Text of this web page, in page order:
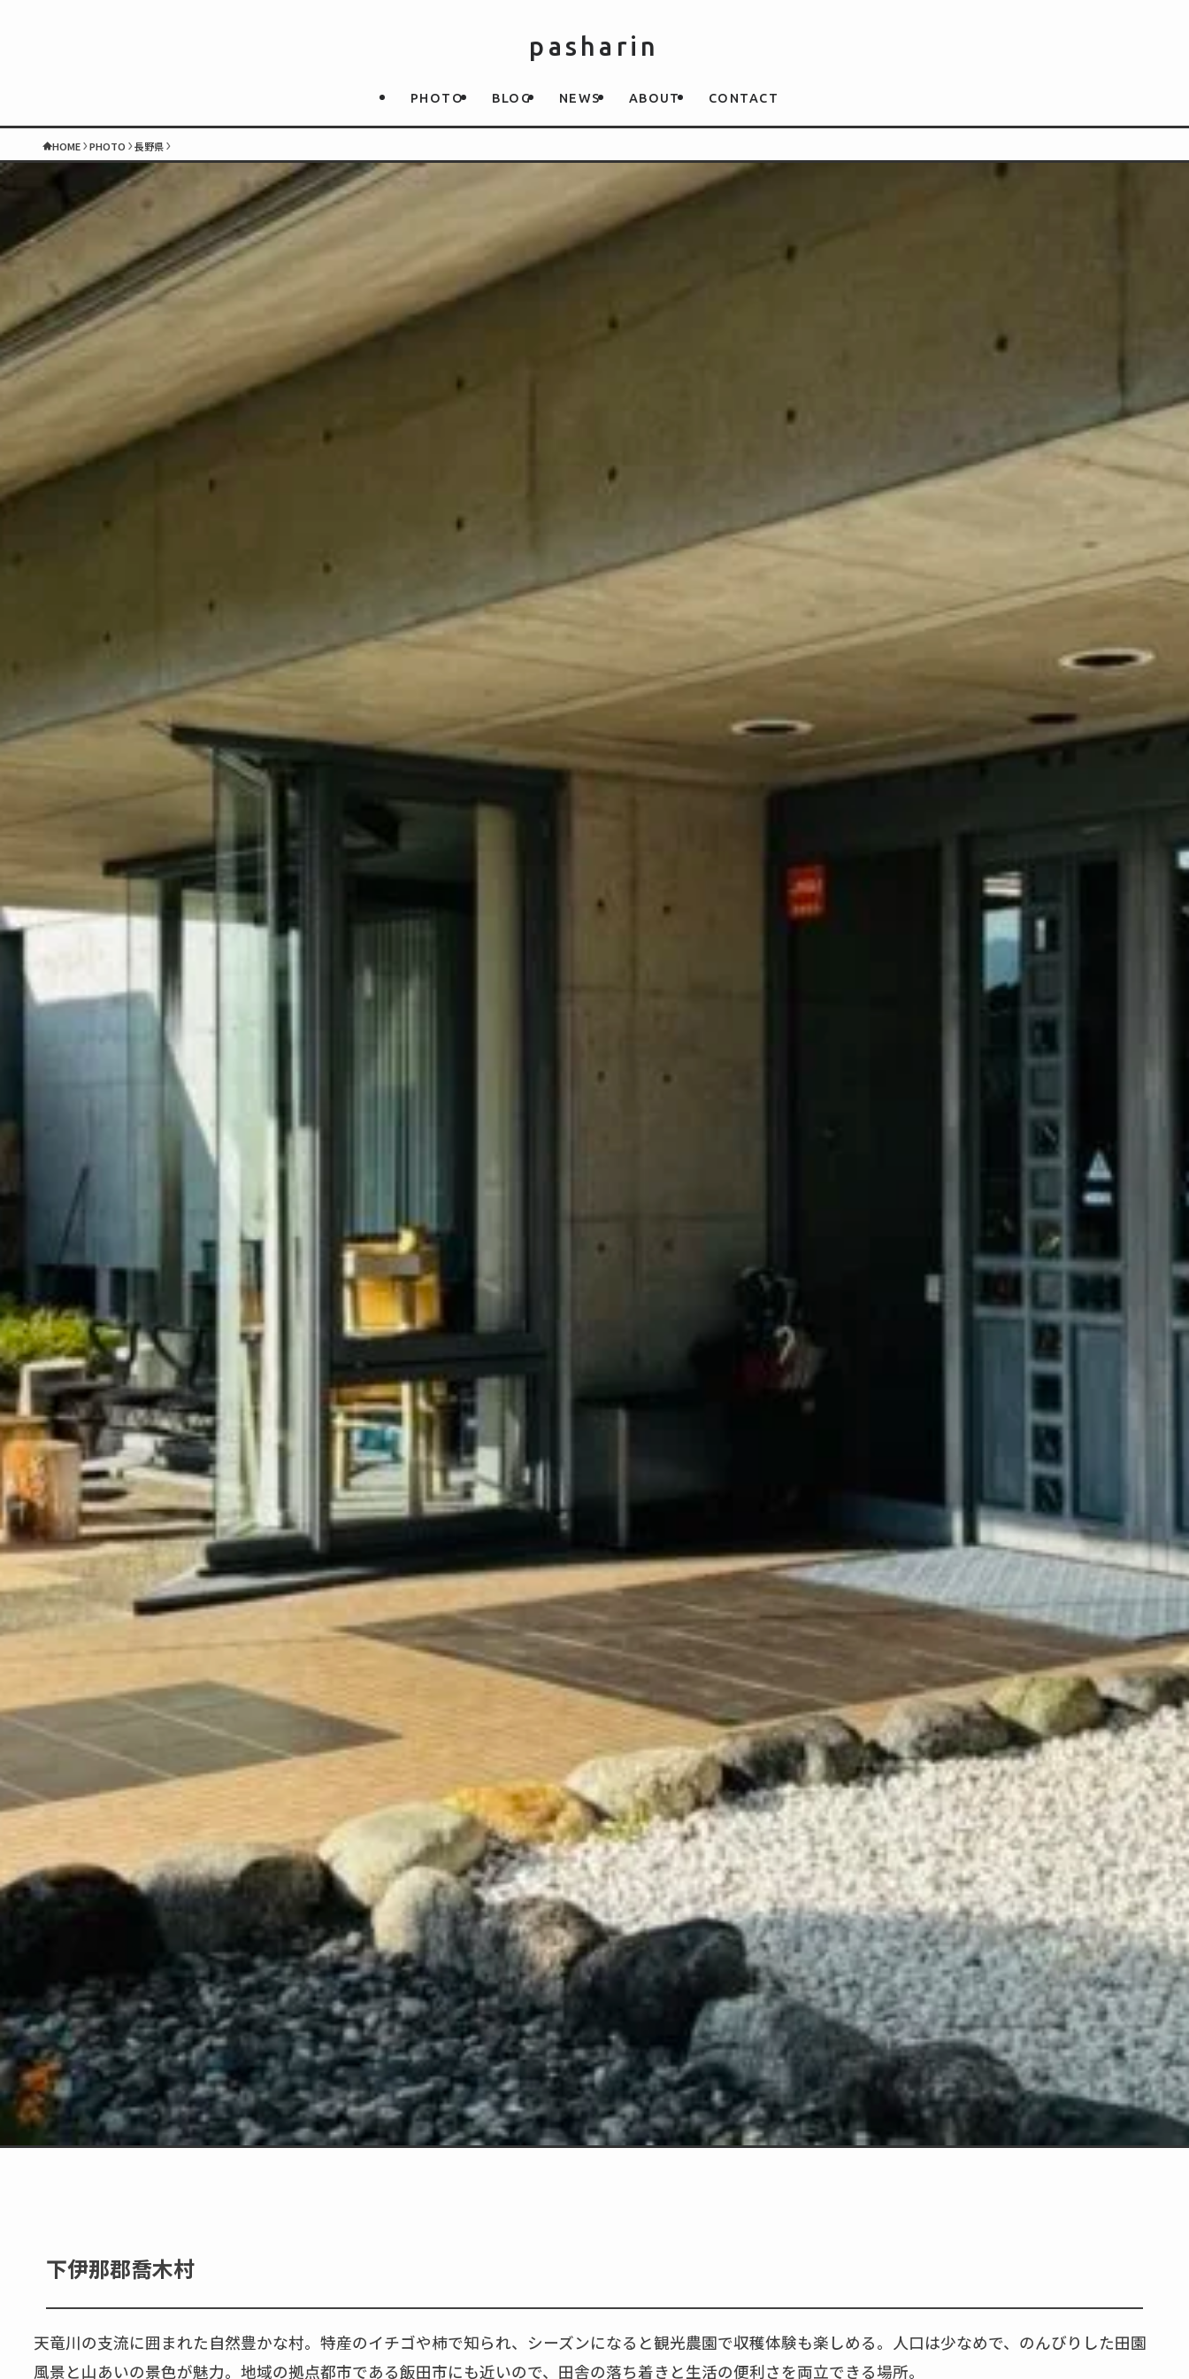
pasharin
PHOTO BLOG NEWS ABOUT CONTACT
HOME PHOTO 長野県
下伊那郡喬木村
天竜川の支流に囲まれた自然豊かな村。特産のイチゴや柿で知られ、シーズンになると観光農園で収穫体験も楽しめる。人口は少なめで、のんびりした田園
風景と山あいの景色が魅力。地域の拠点都市である飯田市にも近いので、田舎の落ち着きと生活の便利さを両立できる場所。